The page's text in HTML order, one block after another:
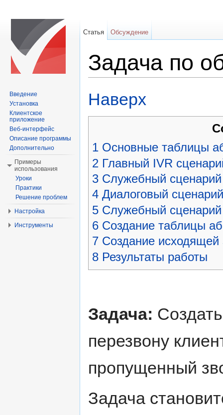
Задача по
Наверх
1 Основные таблицы
2 Главный IVR
3 Служебный сценарий
4 Диалоговый
5 Служебный сценарий
6 Создание таблицы
7 Создание исходящей
8 Результаты работы
Задача:
перезвону
пропущенный
Задача
Статья Обсуждение
Введение
Установка
Клиентское
приложение
Веб-интерфейс
Описание программы
Дополнительно
Примеры
использования
Уроки
Практики
Решение проблем
Настройка
Инструменты